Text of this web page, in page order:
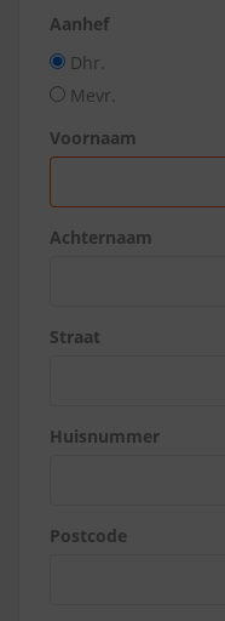
Aanhef
Dhr.
Mevr.
Voornaam
Achternaam
Straat
Huisnummer
Postcode